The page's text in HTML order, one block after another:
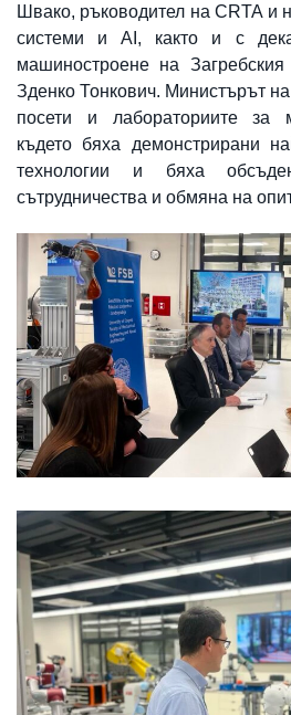
Швако, ръководител на СRTA и
системи и AI, както и с
машиностроене на
Зденко Тонкович. Министърът
посети и лабораториите за
където бяха демонстрирани
технологии и бяха
сътрудничества и обмяна на